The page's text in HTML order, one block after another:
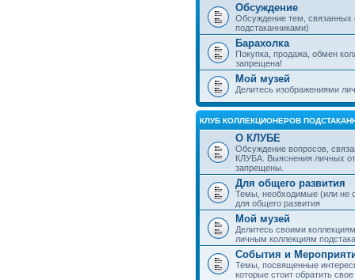
Обсуждение
Обсуждение тем,
подстаканниками)
Барахолка
Покупка, продажа, обмен
запрещена!
Мой музей
Делитесь изображениями
КЛУБ КОЛЛЕКЦИОНЕРОВ
О КЛУБЕ
Обсуждение вопросов,
КЛУБА. Выяснения личных
запрещены.
Для общего развития
Темы, необходимые (или не
для общего развития
Мой музей
Делитесь своими
личным коллекциям
События и
Темы, посвященные
которые стоит обратить